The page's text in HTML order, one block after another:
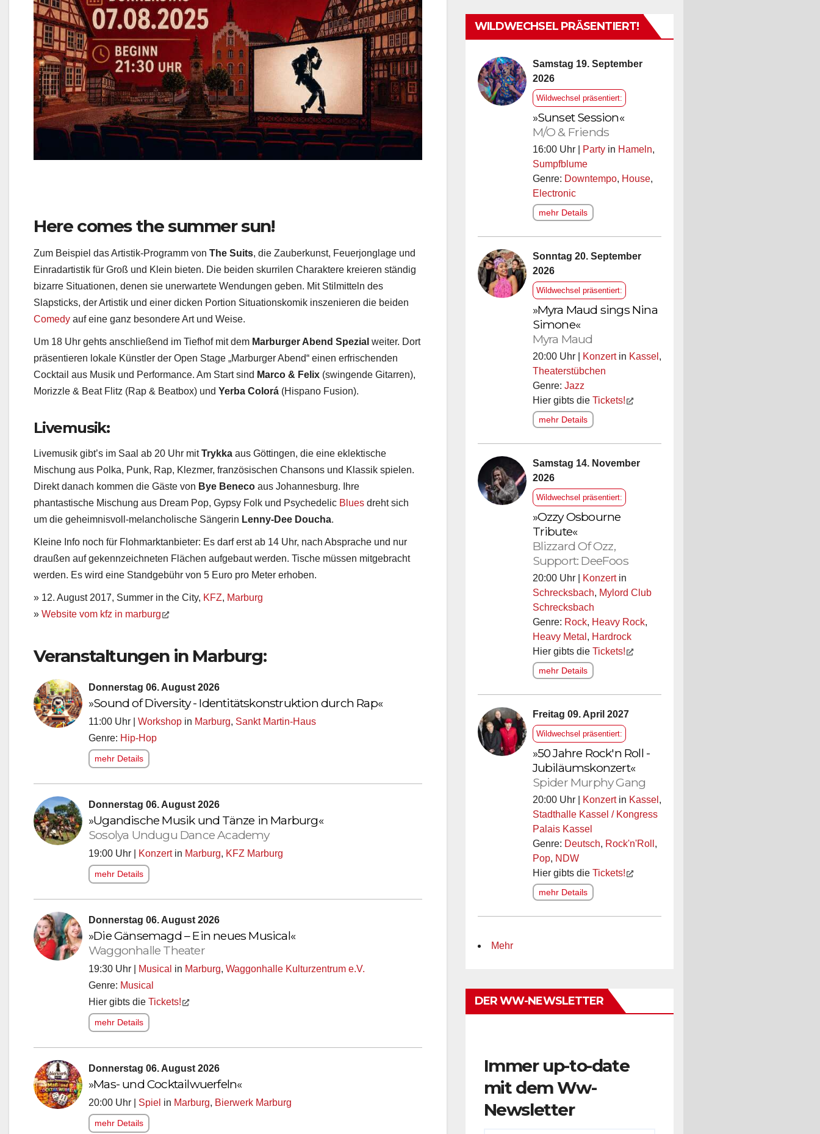
Here comes the summer sun!
Zum Beispiel das Artistik-Programm von The Suits, die Zauberkunst, Feuerjonglage und
Einradartistik für Groß und Klein bieten. Die beiden skurrilen Charaktere kreieren ständig
bizarre Situationen, denen sie unerwartete Wendungen geben. Mit Stilmitteln des
Slapsticks, der Artistik und einer dicken Portion Situationskomik inszenieren die beiden
Comedy auf eine ganz besondere Art und Weise.
Um 18 Uhr gehts anschließend im Tiefhof mit dem Marburger Abend Spezial weiter. Dort
präsentieren lokale Künstler der Open Stage „Marburger Abend“ einen erfrischenden
Cocktail aus Musik und Performance. Am Start sind Marco & Felix (swingende Gitarren),
Morizzle & Beat Flitz (Rap & Beatbox) und Yerba Colorá (Hispano Fusion).
Livemusik:
Livemusik gibt’s im Saal ab 20 Uhr mitTrykka aus Göttingen, die eine eklektische
Mischung aus Polka, Punk, Rap, Klezmer, französischen Chansons und Klassik spielen.
Direkt danach kommen die Gäste von Bye Beneco aus Johannesburg. Ihre
phantastische Mischung aus Dream Pop, Gypsy Folk und Psychedelic Blues dreht sich
um die geheimnisvoll-melancholische Sängerin Lenny-Dee Doucha.
Kleine Info noch für Flohmarktanbieter: Es darf erst ab 14 Uhr, nach Absprache und nur
draußen auf gekennzeichneten Flächen aufgebaut werden. Tische müssen mitgebracht
werden. Es wird eine Standgebühr von 5 Euro pro Meter erhoben.
» 12. August 2017, Summer in the City, KFZ, Marburg
» Website vom kfz in marburg
Veranstaltungen in Marburg:
Donnerstag 06. August 2026
»Sound of Diversity - Identitätskonstruktion durch Rap«
11:00 Uhr | Workshop in Marburg, Sankt Martin-Haus
Genre: Hip-Hop
mehr Details
Donnerstag 06. August 2026
»Ugandische Musik und Tänze in Marburg«
Sosolya Undugu Dance Academy
19:00 Uhr | Konzertin Marburg, KFZ Marburg
mehr Details
Donnerstag 06. August 2026
»Die Gänsemagd – Ein neues Musical«
Waggonhalle Theater
19:30 Uhr | Musical in Marburg, Waggonhalle Kulturzentrum e.V.
Genre: Musical
Hier gibts die Tickets!
mehr Details
Donnerstag 06. August 2026
»Mas- und Cocktailwuerfeln«
20:00 Uhr | Spiel in Marburg, Bierwerk Marburg
mehr Details
WILDWECHSEL PRÄSENTIERT!
Samstag 19. September
2026
Wildwechsel präsentiert:
»Sunset Session«
M/O & Friends
16:00 Uhr | Partyin Hameln,
Sumpfblume
Genre: Downtempo, House,
Electronic
mehr Details
Sonntag 20. September
2026
Wildwechsel präsentiert:
»Myra Maud sings Nina
Simone«
Myra Maud
20:00 Uhr | Konzertin Kassel ,
Theaterstübchen
Genre: Jazz
Hier gibts die Tickets!
mehr Details
Samstag 14. November
2026
Wildwechsel präsentiert:
»Ozzy Osbourne
Tribute«
Blizzard Of Ozz,
Support: DeeFoos
20:00 Uhr | Konzertin
Schrecksbach, Mylord Club
Schrecksbach
Genre: Rock, Heavy Rock,
Heavy Metal , Hardrock
Hier gibts die Tickets!
mehr Details
Freitag 09. April 2027
Wildwechsel präsentiert:
»50 Jahre Rock'n Roll -
Jubiläumskonzert«
Spider Murphy Gang
20:00 Uhr | Konzertin Kassel ,
Stadthalle Kassel / Kongress
Palais Kassel
Genre: Deutsch, Rock'n'Roll ,
Pop, NDW
Hier gibts die Tickets!
mehr Details
Mehr
DER WW-NEWSLETTER
Immer up-to-date
mit dem Ww-
Newsletter